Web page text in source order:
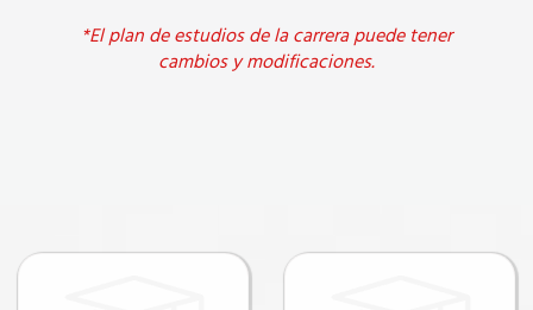
*El plan de estudios de la carrera puede tener
cambios y modificaciones.